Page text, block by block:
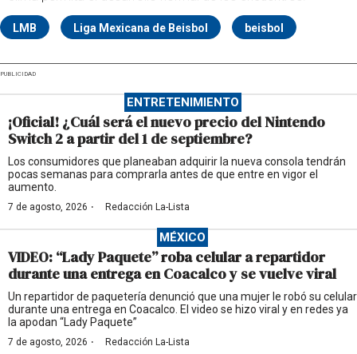
LMB Liga Mexicana de Beisbol beisbol
PUBLICIDAD
ENTRETENIMIENTO
¡Oficial! ¿Cuál será el nuevo precio del Nintendo
Switch 2 a partir del 1 de septiembre?
Los consumidores que planeaban adquirir la nueva consola tendrán
pocas semanas para comprarla antes de que entre en vigor el
aumento.
7 de agosto, 2026 · Redacción La-Lista
MÉXICO
VIDEO: “Lady Paquete” roba celular a repartidor
durante una entrega en Coacalco y se vuelve viral
Un repartidor de paquetería denunció que una mujer le robó su celular
durante una entrega en Coacalco. El video se hizo viral y en redes ya
la apodan “Lady Paquete”
7 de agosto, 2026 · Redacción La-Lista